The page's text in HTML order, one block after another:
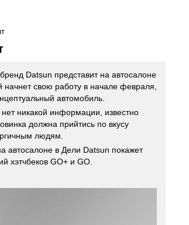
Datsun представит на автосалоне
начнет свою работу в начале февраля,
автомобиль.
никакой информации, известно
должна прийтись по вкусу
людям.
автосалоне в Дели Datsun покажет
хэтчбеков GO+ и GO.